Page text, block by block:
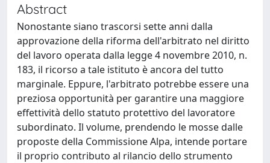
Abstract
Nonostante siano trascorsi sette anni dalla
approvazione della riforma dell'arbitrato nel diritto
del lavoro operata dalla legge 4 novembre 2010, n.
183, il ricorso a tale istituto è ancora del tutto
marginale. Eppure, l'arbitrato potrebbe essere una
preziosa opportunità per garantire una maggiore
effettività dello statuto protettivo del lavoratore
subordinato. Il volume, prendendo le mosse dalle
proposte della Commissione Alpa, intende portare
il proprio contributo al rilancio dello strumento